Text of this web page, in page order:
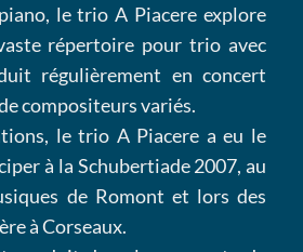
le trio A Piacere explore
répertoire pour trio avec
régulièrement en concert
compositeurs variés.
le trio A Piacere a eu le
à la Schubertiade 2007, au
de Romont et lors des
à Corseaux.